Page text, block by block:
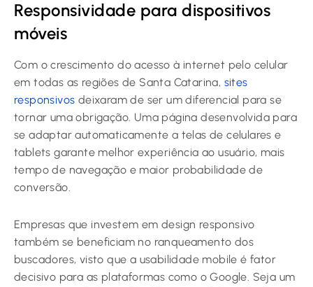
Responsividade para dispositivos
móveis
Com o crescimento do acesso à internet pelo celular
em todas as regiões de Santa Catarina, sites
responsivos deixaram de ser um diferencial para se
tornar uma obrigação. Uma página desenvolvida para
se adaptar automaticamente a telas de celulares e
tablets garante melhor experiência ao usuário, mais
tempo de navegação e maior probabilidade de
conversão.
Empresas que investem em design responsivo
também se beneficiam no ranqueamento dos
buscadores, visto que a usabilidade mobile é fator
decisivo para as plataformas como o Google. Seja um